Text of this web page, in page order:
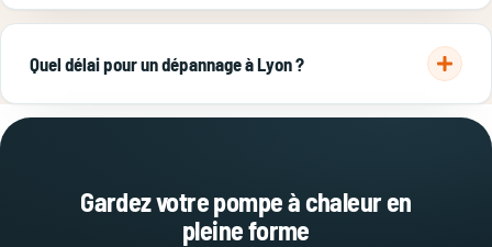
Oui : Daikin, Atlantic, Mitsubishi, Toshiba… sur Lyon et l'est
Quel délai pour un dépannage à Lyon ?
Intervention rapide sur la métropole. Les clients sous
Gardez votre pompe à chaleur en
pleine forme